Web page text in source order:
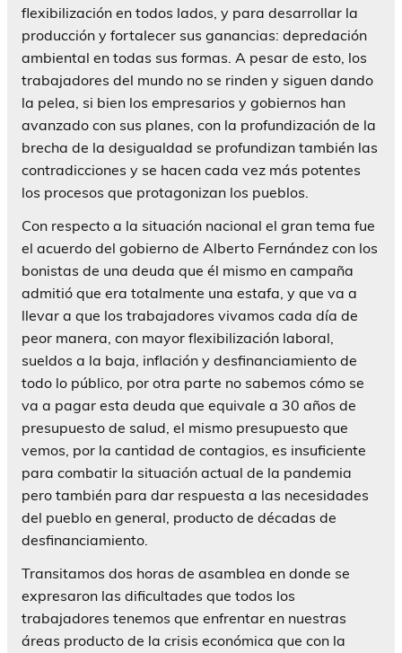
flexibilización en todos lados, y para desarrollar la
producción y fortalecer sus ganancias: depredación
ambiental en todas sus formas. A pesar de esto, los
trabajadores del mundo no se rinden y siguen dando
la pelea, si bien los empresarios y gobiernos han
avanzado con sus planes, con la profundización de la
brecha de la desigualdad se profundizan también las
contradicciones y se hacen cada vez más potentes
los procesos que protagonizan los pueblos.
Con respecto a la situación nacional el gran tema fue
el acuerdo del gobierno de Alberto Fernández con los
bonistas de una deuda que él mismo en campaña
admitió que era totalmente una estafa, y que va a
llevar a que los trabajadores vivamos cada día de
peor manera, con mayor flexibilización laboral,
sueldos a la baja, inflación y desfinanciamiento de
todo lo público, por otra parte no sabemos cómo se
va a pagar esta deuda que equivale a 30 años de
presupuesto de salud, el mismo presupuesto que
vemos, por la cantidad de contagios, es insuficiente
para combatir la situación actual de la pandemia
pero también para dar respuesta a las necesidades
del pueblo en general, producto de décadas de
desfinanciamiento.
Transitamos dos horas de asamblea en donde se
expresaron las dificultades que todos los
trabajadores tenemos que enfrentar en nuestras
áreas producto de la crisis económica que con la